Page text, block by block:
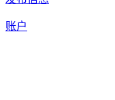
账户